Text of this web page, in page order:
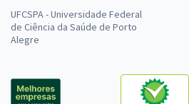
UFCSPA - Universidade Federal
de Ciência da Saúde de Porto
Alegre